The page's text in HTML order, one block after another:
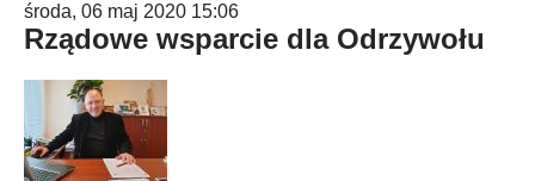
środa, 06 maj 2020 15:06
Rządowe wsparcie dla Odrzywołu